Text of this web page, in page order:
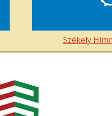
Székely